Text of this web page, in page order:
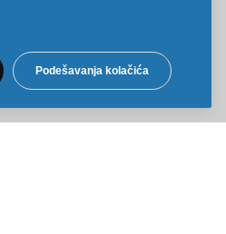
Podešavanja kolačića